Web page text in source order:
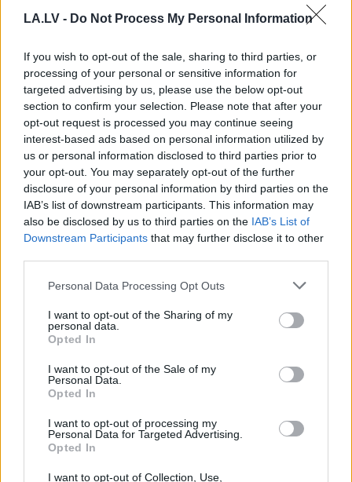
LA.LV - Do Not Process My Personal Information
If you wish to opt-out of the sale, sharing to third parties, or
processing of your personal or sensitive information for
targeted advertising by us, please use the below opt-out
section to confirm your selection. Please note that after your
opt-out request is processed you may continue seeing
interest-based ads based on personal information utilized by
us or personal information disclosed to third parties prior to
your opt-out. You may separately opt-out of the further
disclosure of your personal information by third parties on the
IAB’s list of downstream participants. This information may
also be disclosed by us to third parties on the IAB’s List of
Downstream Participants that may further disclose it to other
Please note that this website/app uses one or more Google
not limited to your visit or usage behaviour. You may click to
grant or deny consent to Google and its third-party tags to
use your data for below specified purposes in below Google
consent section.
Personal Data Processing Opt Outs
I want to opt-out of the Sharing of my
personal data.
Opted In
I want to opt-out of the Sale of my
Personal Data.
Opted In
I want to opt-out of processing my
Personal Data for Targeted Advertising.
Opted In
I want to opt-out of Collection, Use,
“Mēsturpināmies!” Kaspars
Zemītis ar lepnumu atrāda
savu jauno statusu
“izurbjas” citiem cauri:
vārdus, kas apgriezti